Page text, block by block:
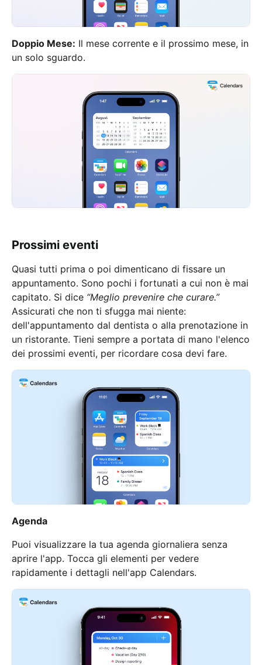
Doppio Mese: Il mese corrente e il prossimo mese, in
un solo sguardo.
Prossimi eventi
Quasi tutti prima o poi dimenticano di fissare un
appuntamento. Sono pochi i fortunati a cui non è mai
capitato. Si dice “Meglio prevenire che curare.”
Assicurati che non ti sfugga mai niente:
dell'appuntamento dal dentista o alla prenotazione in
un ristorante. Tieni sempre a portata di mano l'elenco
dei prossimi eventi, per ricordare cosa devi fare.
Agenda
Puoi visualizzare la tua agenda giornaliera senza
aprire l'app. Tocca gli elementi per vedere
rapidamente i dettagli nell'app Calendars.